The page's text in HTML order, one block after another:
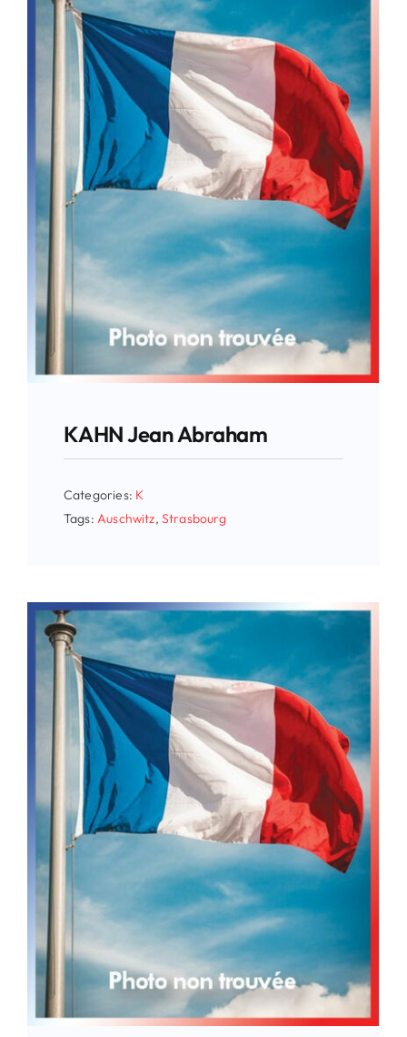
KAHN Jean Abraham
Categories: K
Tags:Auschwitz, Strasbourg